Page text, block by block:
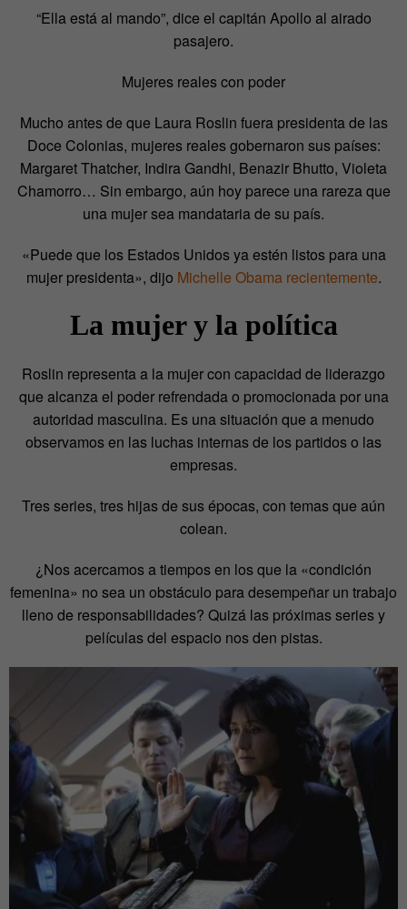
“Ella está al mando”, dice el capitán Apollo al airado
pasajero.
Mujeres reales con poder
Mucho antes de que Laura Roslin fuera presidenta de las
Doce Colonias, mujeres reales gobernaron sus países:
Margaret Thatcher, Indira Gandhi, Benazir Bhutto, Violeta
Chamorro… Sin embargo, aún hoy parece una rareza que
una mujer sea mandataria de su país.
«Puede que los Estados Unidos ya estén listos para una
mujer presidenta», dijo Michelle Obama recientemente.
La mujer y la política
Roslin representa a la mujer con capacidad de liderazgo
que alcanza el poder refrendada o promocionada por una
autoridad masculina. Es una situación que a menudo
observamos en las luchas internas de los partidos o las
empresas.
Tres series, tres hijas de sus épocas, con temas que aún
colean.
¿Nos acercamos a tiempos en los que la «condición
femenina» no sea un obstáculo para desempeñar un trabajo
lleno de responsabilidades? Quizá las próximas series y
películas del espacio nos den pistas.